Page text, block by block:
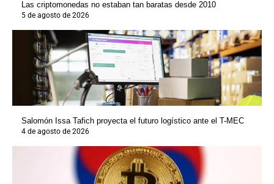
Las criptomonedas no estaban tan baratas desde 2010
5 de agosto de 2026
Salomón Issa Tafich proyecta el futuro logístico ante el T-MEC
4 de agosto de 2026